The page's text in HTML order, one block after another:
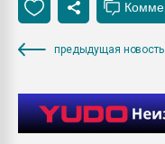
предыдущая новость